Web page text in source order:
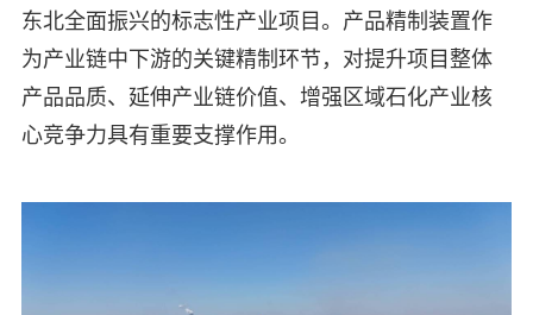
东北全面振兴的标志性产业项目。产品精制装置作
为产业链中下游的关键精制环节，对提升项目整体
产品品质、延伸产业链价值、增强区域石化产业核
心竞争力具有重要支撑作用。